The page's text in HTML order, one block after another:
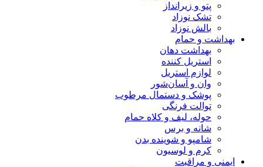
پتو و زیرانداز
تشک نوزاد
بالش نوزاد
بهداشت و حمام
بهداشت دهان
استریل کننده
لوازم استریل
وان و آسان‌شور
پوشک و دستمال مرطوب
توالت فرنگی
حوله، لیف و کلاه حمام
شانه و برس
شامپو و شوینده بدن
کرم و لوسیون
ایمنی و مراقبت